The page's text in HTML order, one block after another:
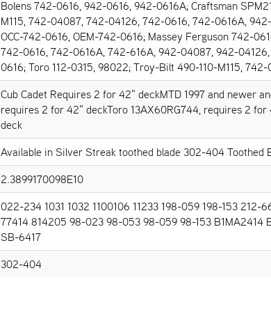
Bolens 742-0616, 942-0616, 942-0616A; Craftsman
M115, 742-04087, 742-04126, 742-0616, 742-0616A,
OCC-742-0616, OEM-742-0616; Massey Ferguson 742-
742-0616, 742-0616A, 742-616A, 942-04087, 942-
0616; Toro 112-0315, 98022; Troy-Bilt 490-110-M115,
Cub Cadet Requires 2 for 42" deckMTD 1997 and newer
requires 2 for 42" deckToro 13AX60RG744, requires 2
deck
Available in Silver Streak toothed blade 302-404 Toothed
2.3899170098E10
022-234 1031 1032 1100106 11233 198-059 198-153
77414 814205 98-023 98-053 98-059 98-153 B1MA2414
SB-6417
302-404